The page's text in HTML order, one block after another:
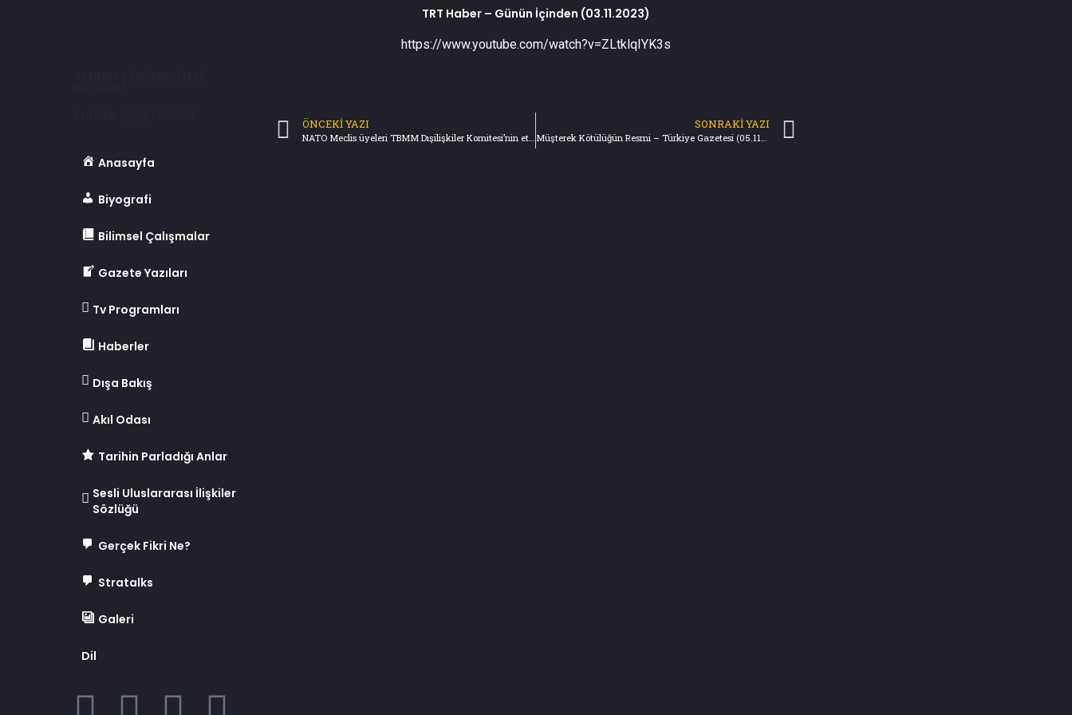
Anasayfa
Biyografi
Bilimsel Çalışmalar
Gazete Yazıları
Tv Programları
Haberler
Dışa Bakış
Akıl Odası
Tarihin Parladığı Anlar
Sesli Uluslararası İlişkiler
Sözlüğü
Gerçek Fikri Ne?
Stratalks
Galeri
Dil
TRT Haber – Günün İçinden (03.11.2023)
https://www.youtube.com/watch?v=ZLtklqIYK3s
ÖNCEKI YAZI
NATO Meclis üyeleri TBMM Dışilişkiler Komitesi’nin etkinliğinde, Altınbaş Üniversitesi’nin ev sahipliğinde bir araya geldi. (02.11.2023)
SONRAKI YAZI